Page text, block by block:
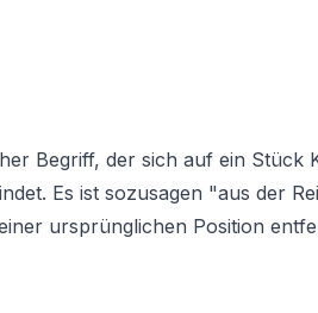
Begriff, der sich auf ein
Es ist sozusagen "aus der
ursprünglichen Position